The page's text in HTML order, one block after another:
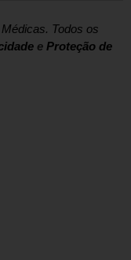
Todos os
e Proteção de